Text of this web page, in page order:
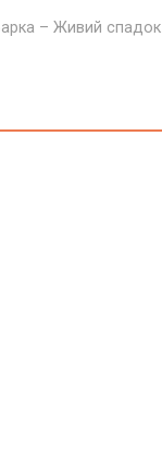
– Живий спадок